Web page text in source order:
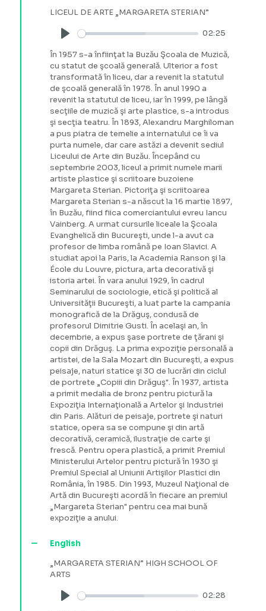
LICEUL DE ARTE „MARGARETA STERIAN”
Play
02:25
În 1957 s-a înfiinţat la Buzău Şcoala de Muzică,
cu statut de şcoală generală. Ulterior a fost
transformată în liceu, dar a revenit la statutul
de şcoală generală în 1978. În anul 1990 a
revenit la statutul de liceu, iar în 1999, pe lângă
secţiile de muzică şi arte plastice, s-a introdus
şi secţia teatru. În 1893, Alexandru Marghiloman
a pus piatra de temelie a internatului ce îi va
purta numele, dar care astăzi a devenit sediul
Liceului de Arte din Buzău. Începând cu
septembrie 2003, liceul a primit numele marii
artiste plastice şi scriitoare buzoiene
Margareta Sterian. Pictoriţa şi scriitoarea
Margareta Sterian s-a născut la 16 martie 1897,
în Buzău, fiind fiica comerciantului evreu Iancu
Vainberg. A urmat cursurile liceale la Şcoala
Evanghelică din Bucureşti, unde l-a avut ca
profesor de limba română pe Ioan Slavici. A
studiat apoi la Paris, la Academia Ranson şi la
École du Louvre, pictura, arta decorativă şi
istoria artei. În vara anului 1929, în cadrul
Seminarului de sociologie, etică şi politică al
Universităţii Bucureşti, a luat parte la campania
monografică de la Drăguş, condusă de
profesorul Dimitrie Gusti. În acelaşi an, în
decembrie, a expus şase portrete de ţărani şi
copii din Drăguş. La prima expoziţie personală a
artistei, de la Sala Mozart din Bucureşti, a expus
peisaje, naturi statice şi 30 de lucrări din ciclul
de portrete „Copiii din Drăguş". În 1937, artista
a primit medalia de bronz pentru pictură la
Expoziţia Internaţională a Artelor şi Industriei
din Paris. Alături de peisaje, portrete şi naturi
statice, opera sa se compune şi din artă
decorativă, ceramică, ilustraţie de carte şi
frescă. Pentru opera plastică, a primit Premiul
Ministerului Artelor pentru pictură în 1930 şi
Premiul Special al Uniunii Artişilor Plastici din
România, în 1985. Din 1993, Muzeul Naţional de
Artă din Bucureşti acordă în fiecare an premiul
„Margareta Sterian" pentru cea mai bună
expoziţie a anului.
English
„MARGARETA STERIAN” HIGH SCHOOL OF
ARTS
Play
02:28